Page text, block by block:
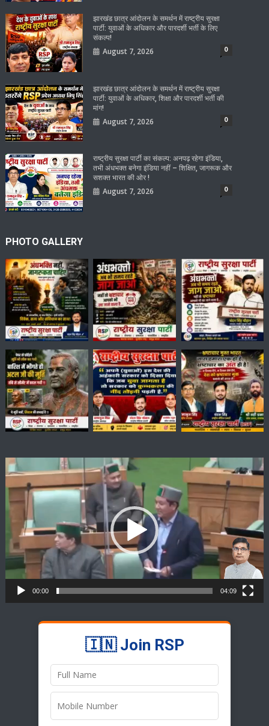
झारखंड छात्र आंदोलन के समर्थन में राष्ट्रीय सुरक्षा
पार्टी: युवाओं के अधिकार और पारदर्शी भर्ती के लिए
संकल्प!
August 7, 2026 0
झारखंड छात्र आंदोलन के समर्थन में राष्ट्रीय सुरक्षा
पार्टी: युवाओं के अधिकार, शिक्षा और पारदर्शी भर्ती की
मांग!
August 7, 2026 0
राष्ट्रीय सुरक्षा पार्टी का संकल्प: अनपढ़ रहेगा इंडिया,
तभी अंधभक्त बनेगा इंडिया नहीं – शिक्षित, जागरूक और
सशक्त भारत की ओर !
August 7, 2026 0
PHOTO GALLERY
Video
Player
00:00 04:09
🇮🇳 Join RSP